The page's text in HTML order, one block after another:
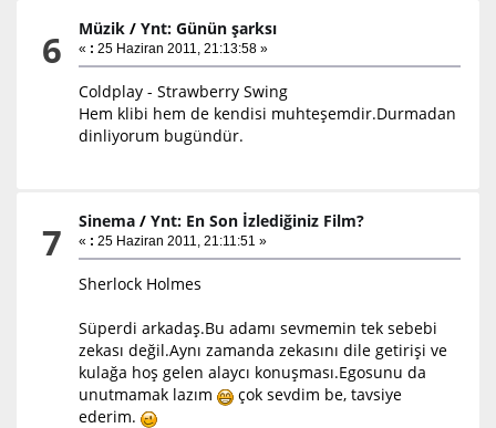
6 Müzik /Ynt: Günün şarksı
« : 25 Haziran 2011, 21:13:58 »
Coldplay - Strawberry Swing
Hem klibi hem de kendisi muhteşemdir.Durmadan
dinliyorum bugündür.
7 Sinema /Ynt: En Son İzlediğiniz Film?
« : 25 Haziran 2011, 21:11:51 »
Sherlock Holmes
Süperdi arkadaş.Bu adamı sevmemin tek sebebi
zekası değil.Aynı zamanda zekasını dile getirişi ve
kulağa hoş gelen alaycı konuşması.Egosunu da
unutmamak lazım
çok sevdim be, tavsiye
ederim.